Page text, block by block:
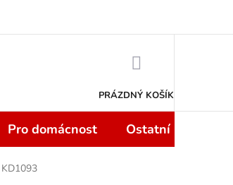
PRÁZDNÝ KOŠÍK
Pro domácnost Ostatní